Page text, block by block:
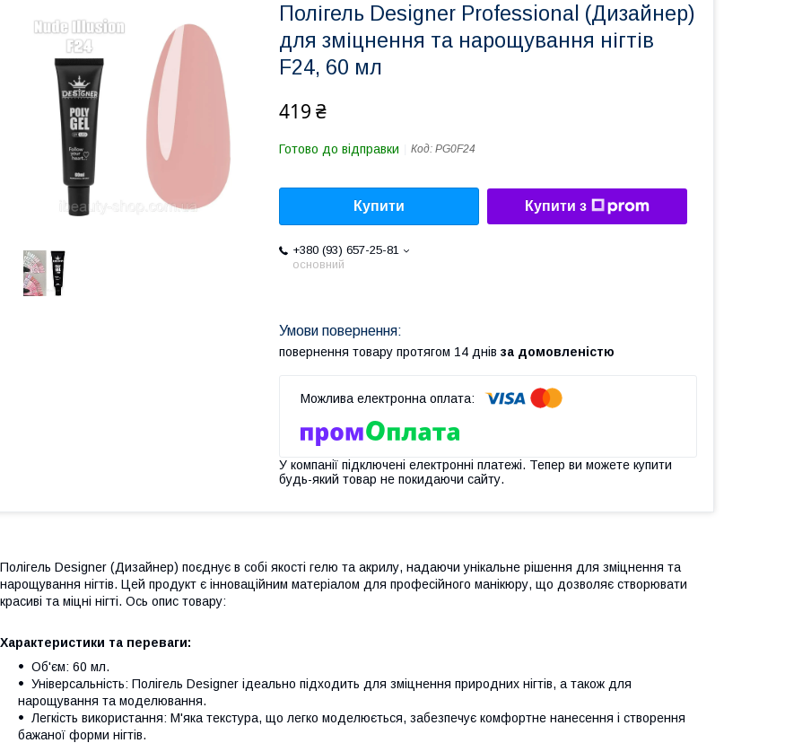
Полігель Designer Professional (Дизайнер)
для зміцнення та нарощування нігтів
F24, 60 мл
419 ₴
Готово до відправки Код: PG0F24
Купити Купити з
+380 (93) 657-25-81
основний
повернення товару протягом 14 днів за домовленістю
У компанії підключені електронні платежі. Тепер ви можете купити
будь-який товар не покидаючи сайту.
Полігель Designer (Дизайнер) поєднує в собі якості гелю та акрилу, надаючи унікальне рішення для зміцнення та
нарощування нігтів. Цей продукт є інноваційним матеріалом для професійного манікюру, що дозволяє створювати
красиві та міцні нігті. Ось опис товару:
Характеристики та переваги:
Об'єм: 60 мл.
Універсальність: Полігель Designer ідеально підходить для зміцнення природних нігтів, а також для
нарощування та моделювання.
Легкість використання: М'яка текстура, що легко моделюється, забезпечує комфортне нанесення і створення
бажаної форми нігтів.